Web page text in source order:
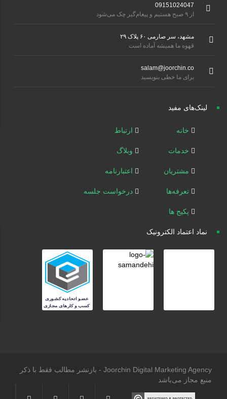
09151024047
مشهد، سر صارمی ۶۰ پلاک ۲۹
قهوه ما همیشه آماده است
salam@joorchin.co
برای ما خطی بنویسید
لینک‌های مفید
خانه
خدمات
مشتریان
تعرفه‌ها
پکیج ها
ارتباط
وبلاگ
اعتبارنامه
درخواست جلسه
نماد اعتماد الکترونیک
Joorchin Digital Marketing Agency - بازنشر مطالب فقط با ذکر
منبع مجاز می‌باشد